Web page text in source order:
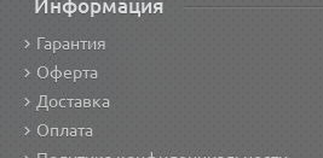
Информация
Гарантия
Оферта
Доставка
Оплата